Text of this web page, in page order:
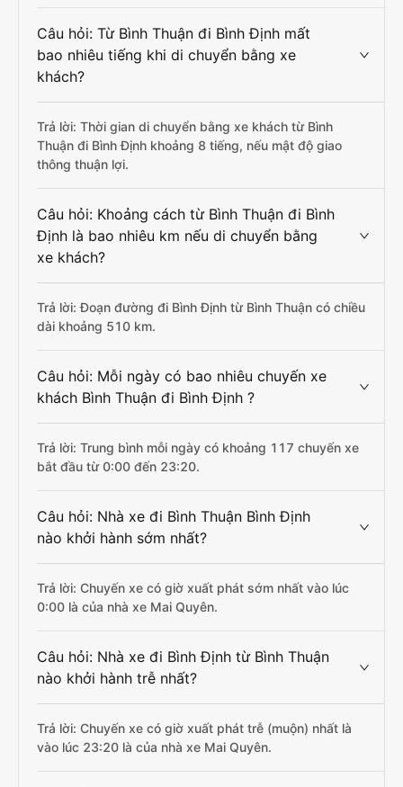
Câu hỏi: Từ Bình Thuận đi Bình Định mất
bao nhiêu tiếng khi di chuyển bằng xe
khách?
Trả lời: Thời gian di chuyển bằng xe khách từ Bình
Thuận đi Bình Định khoảng 8 tiếng, nếu mật độ giao
thông thuận lợi.
Câu hỏi: Khoảng cách từ Bình Thuận đi Bình
Định là bao nhiêu km nếu di chuyển bằng
xe khách?
Trả lời: Đoạn đường đi Bình Định từ Bình Thuận có chiều
dài khoảng 510 km.
Câu hỏi: Mỗi ngày có bao nhiêu chuyến xe
khách Bình Thuận đi Bình Định ?
Trả lời: Trung bình mỗi ngày có khoảng 117 chuyến xe
bắt đầu từ 0:00 đến 23:20.
Câu hỏi: Nhà xe đi Bình Thuận Bình Định
nào khởi hành sớm nhất?
Trả lời: Chuyến xe có giờ xuất phát sớm nhất vào lúc
0:00 là của nhà xe Mai Quyên.
Câu hỏi: Nhà xe đi Bình Định từ Bình Thuận
nào khởi hành trễ nhất?
Trả lời: Chuyến xe có giờ xuất phát trễ (muộn) nhất là
vào lúc 23:20 là của nhà xe Mai Quyên.